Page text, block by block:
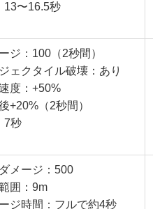
13〜16.5秒
ジ：100（2秒間）
ェクタイル破壊：あり
度：+50%
+20%（2秒間）
7秒
メージ：500
囲：9m
ジ時間：フルで約4秒